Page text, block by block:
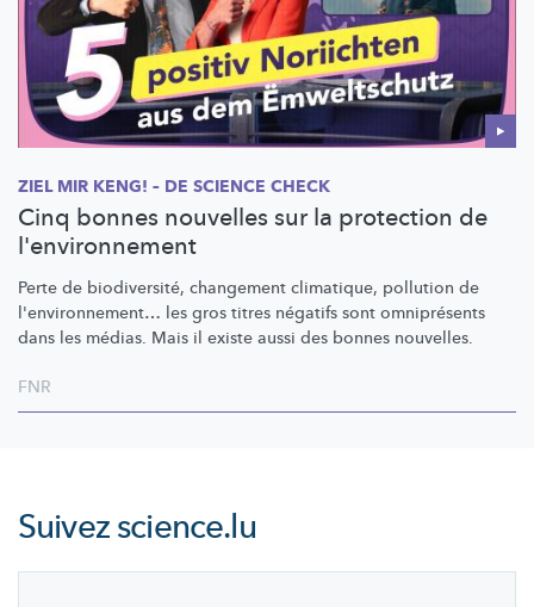
ZIEL MIR KENG! – DE SCIENCE CHECK
Cinq bonnes nouvelles sur la protection de
l'environnement
Perte de biodiversité, changement climatique, pollution de
l'environnement… les gros titres négatifs sont omniprésents
dans les médias. Mais il existe aussi des bonnes nouvelles.
FNR
Suivezscience.lu